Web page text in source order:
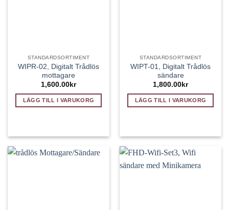
STANDARDSORTIMENT
WIPR-02, Digitalt Trådlös
mottagare
1,600.00 kr
LÄGG TILL I VARUKORG
STANDARDSORTIMENT
WIPT-01, Digitalt Trådlös
sändare
1,800.00 kr
LÄGG TILL I VARUKORG